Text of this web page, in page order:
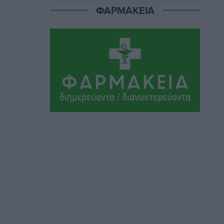
Γ.Σ. Διαγόρας: Στα «κυανέρυθρα» ο
Σύλληψη 21χρονου για ναρκωτικά στη
Τοπικές Ειδήσεις• πριν 4 ώρες
Με 13,1% κάλυψη εργαζομένων από
ΦΑΡΜΑΚΕΙΑ